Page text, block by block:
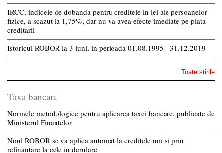
IRCC, indicele de dobanda pentru creditele in lei ale persoanelor
fizice, a scazut la 1,75%, dar nu va avea efecte imediate pe piata
creditarii
Istoricul ROBOR la 3 luni, in perioada 01.08.1995 - 31.12.2019
Toate stirile
Taxa bancara
Normele metodologice pentru aplicarea taxei bancare, publicate de
Ministerul Finantelor
Noul ROBOR se va aplica automat la creditele noi si prin
refinantare la cele in derulare